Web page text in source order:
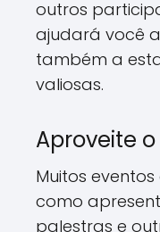
outros
ajudará você
também a
valiosas.
Aproveite
Muitos
como
palestras e